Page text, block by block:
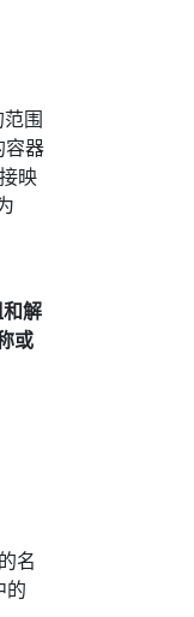
围
容器
映
解
或
名
的